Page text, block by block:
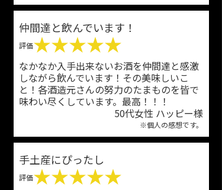
仲間達と飲んでいます！
評価★★★★★
なかなか入手出来ないお酒を仲間達と感激
しながら飲んでいます！その美味しいこ
と！各酒造元さんの努力のたまものを皆で
味わい尽くしています。最高！！！
50代女性 ハッピー様
※個人の感想です。
手土産にぴったし
評価★★★★★